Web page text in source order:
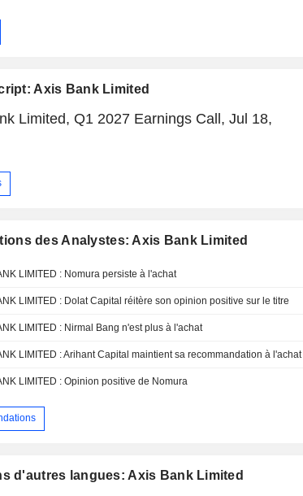
Axis Bank Limited
Limited, Q1 2027 Earnings Call, Jul 18,
des Analystes: Axis Bank Limited
LIMITED : Nomura persiste à l'achat
LIMITED : Dolat Capital réitère son opinion positive sur le titre
LIMITED : Nirmal Bang n'est plus à l'achat
LIMITED : Arihant Capital maintient sa recommandation à l'achat
LIMITED : Opinion positive de Nomura
d'autres langues: Axis Bank Limited